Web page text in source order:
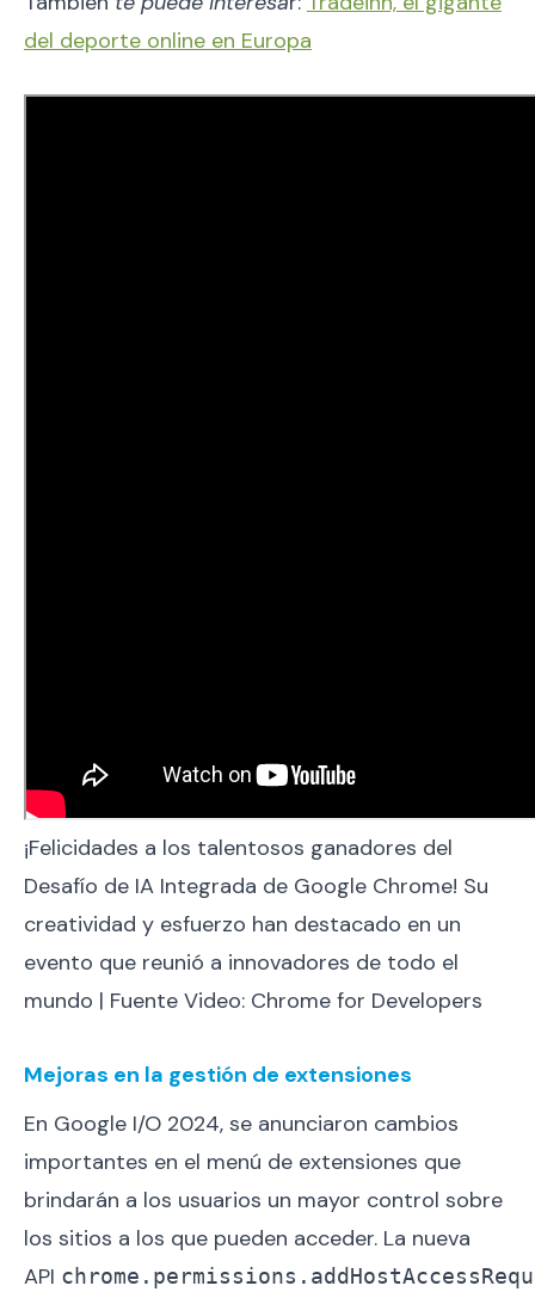
del deporte online en Europa
¡Felicidades a los talentosos ganadores del
Desafío de IA Integrada de Google Chrome! Su
creatividad y esfuerzo han destacado en un
evento que reunió a innovadores de todo el
mundo | Fuente Video: Chrome for Developers
Mejoras en la gestión de extensiones
En Google I/O 2024, se anunciaron cambios
importantes en el menú de extensiones que
brindarán a los usuarios un mayor control sobre
los sitios a los que pueden acceder. La nueva
API